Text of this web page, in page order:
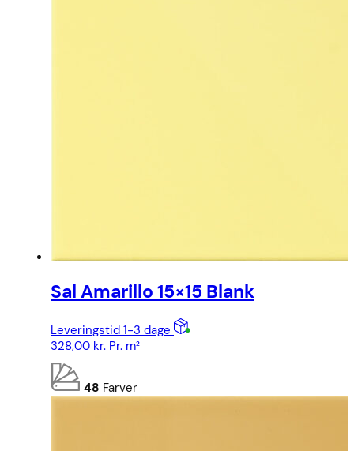
Sal Amarillo 15×15 Blank
Leveringstid 1-3 dage
328,00 kr. Pr. m²
48 Farver